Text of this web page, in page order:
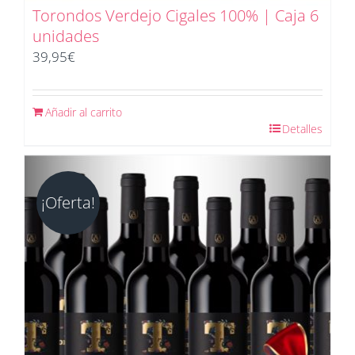
Torondos Verdejo Cigales 100% | Caja 6
unidades
39,95€
Añadir al carrito
Detalles
¡Oferta!